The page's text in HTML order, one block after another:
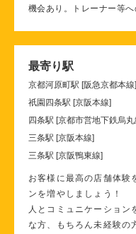
機会あり。トレーナー等
最寄り駅
京都河原町駅 [阪急京都本線]
祇園四条駅 [京阪本線]
四条駅 [京都市営地下鉄烏
三条駅 [京阪本線]
三条駅 [京阪鴨東線]
お客様に最高の店舗体験
ンを増やしましょう！
人とコミュニケーション
な方、もちろん未経験の